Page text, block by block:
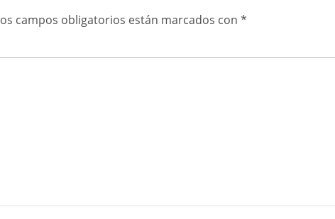
campos obligatorios están marcados con *